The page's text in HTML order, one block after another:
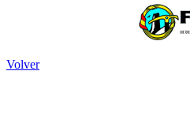
Volver